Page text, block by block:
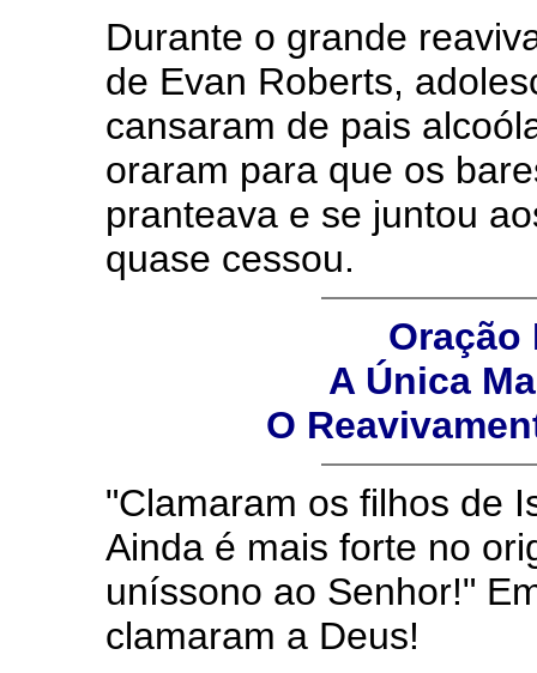
Durante o grande
de Evan Roberts,
cansaram de pais
oraram para que os
pranteava e se juntou
quase cessou.
Oração
A Única
O
"Clamaram os filhos de
Ainda é mais forte no
uníssono ao Senhor!"
clamaram a Deus!